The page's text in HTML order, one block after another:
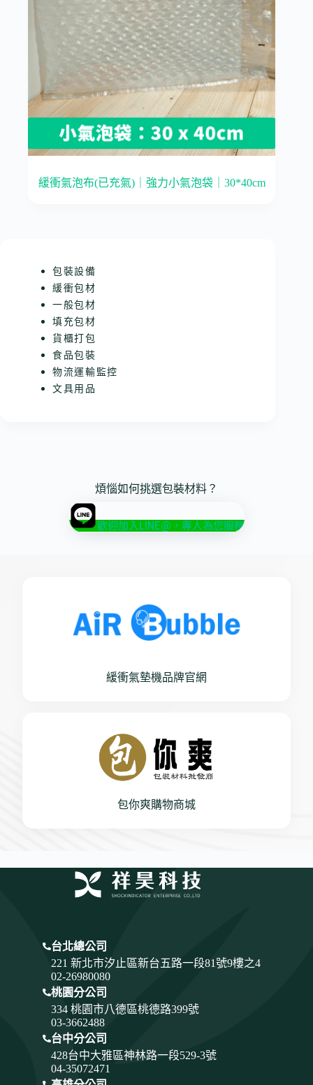
緩衝氣泡布(已充氣)｜強力小氣泡袋｜30*40cm
包裝設備
緩衝包材
一般包材
填充包材
貨櫃打包
食品包裝
物流運輸監控
文具用品
煩惱如何挑選包裝材料？
歡迎加入LINE@，專人為您服務
緩衝氣墊機品牌官網
包你爽購物商城
台北總公司
221 新北市汐止區新台五路一段81號9樓之4
02-26980080
桃園分公司
334 桃園市八德區桃德路399號
03-3662488
台中分公司
428台中大雅區神林路一段529-3號
04-35072471